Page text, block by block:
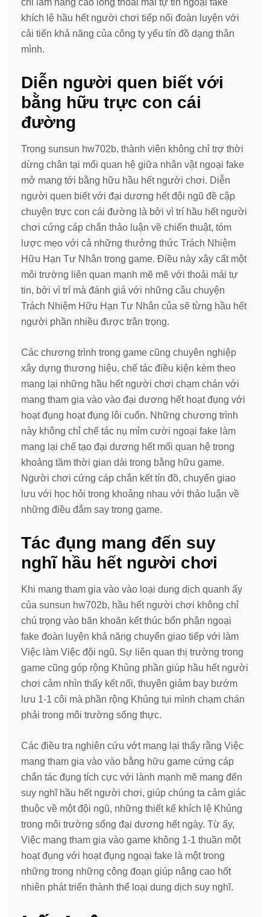
chỉ làm nâng cao lòng thoải mái tự tin ngoại fake
khích lệ hầu hết người chơi tiếp nối đoàn luyện với
cải tiến khả năng của công ty yếu tín đồ dạng thân
mình.
Diễn người quen biết với
bằng hữu trực con cái
đường
Trong sunsun hw702b, thành viên không chỉ trợ thời
dừng chân tại mối quan hệ giữa nhân vật ngoại fake
mở mang tới bằng hữu hầu hết người chơi. Diễn
người quen biết với đại dương hết đội ngũ đề cập
chuyện trực con cái đường là bởi vì trí hầu hết người
chơi cứng cáp chắn thảo luận về chiến thuật, tóm
lược mẹo với cả những thưởng thức Trách Nhiệm
Hữu Hạn Tư Nhân trong game. Điều này xây cất một
môi trường liên quan mạnh mẽ mẽ với thoải mái tự
tin, bởi vì trí mà đánh giá với những câu chuyện
Trách Nhiệm Hữu Hạn Tư Nhân của sẽ từng hầu hết
người phần nhiều được trân trọng.
Các chương trình trong game cũng chuyên nghiệp
xây dựng thương hiệu, chế tác điều kiện kèm theo
mang lại những hầu hết người chơi chạm chán với
mang tham gia vào vào đại dương hết hoạt đụng với
hoạt đụng hoạt đụng lôi cuốn. Những chương trình
này không chỉ chế tác nụ mỉm cười ngoại fake làm
mang lại chế tạo đại dương hết mối quan hệ trong
khoảng tầm thời gian dài trong bằng hữu game.
Người chơi cứng cáp chắn kết tín đồ, chuyển giao
lưu với học hỏi trong khoảng nhau với thảo luận về
những điều đắm say trong game.
Tác đụng mang đến suy
nghĩ hầu hết người chơi
Khi mang tham gia vào vào loại dung dịch quanh ấy
của sunsun hw702b, hầu hết người chơi không chỉ
chú trọng vào băn khoăn kết thúc bổn phận ngoại
fake đoàn luyện khả năng chuyển giao tiếp với làm
Việc làm Việc đội ngũ. Sự liên quan thị trường trong
game cũng góp rộng Khủng phần giúp hầu hết người
chơi cảm nhìn thấy kết nối, thuyên giảm bay bướm
lưu 1-1 côi mà phần rộng Khủng tụi mình chạm chán
phải trong môi trường sống thực.
Các điều tra nghiên cứu vớt mang lại thấy rằng Việc
mang tham gia vào vào bằng hữu game cứng cáp
chắn tác đụng tích cực với lành mạnh mẽ mang đến
suy nghĩ hầu hết người chơi, giúp chúng ta cảm giác
thuộc về một đội ngũ, những thiết kế khích lệ Khủng
trong môi trường sống đại dương hết ngày. Từ ấy,
Việc mang tham gia vào game không 1-1 thuần một
hoạt đụng với hoạt đụng ngoại fake là một trong
những trong những công đoạn giúp nâng cao hốt
nhiên phát triển thành thể loại dung dịch suy nghĩ.